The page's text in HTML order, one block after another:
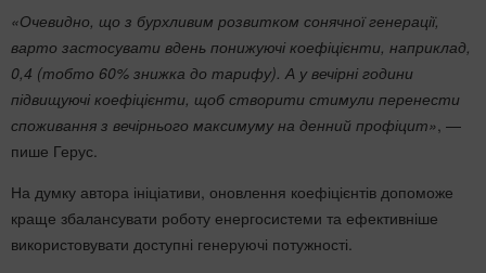
«Очевидно, що з бурхливим розвитком сонячної генерації,
варто застосувати вдень понижуючі коефіцієнти, наприклад,
0,4 (тобто 60% знижка до тарифу). А у вечірні години
підвищуючі коефіцієнти, щоб створити стимули перенести
споживання з вечірнього максимуму на денний профіцит», —
пише Герус.
На думку автора ініціативи, оновлення коефіцієнтів допоможе
краще збалансувати роботу енергосистеми та ефективніше
використовувати доступні генеруючі потужності.